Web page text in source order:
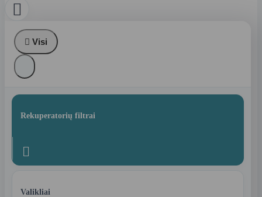

 Visi
Rekuperatorių filtrai

Valikliai